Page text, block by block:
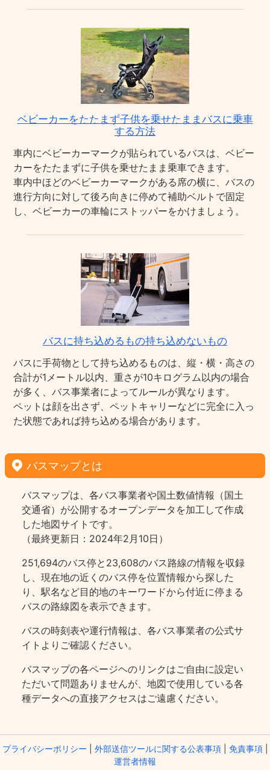
ベビーカーをたたまず子供を乗せたままバスに乗車
する方法
車内にベビーカーマークが貼られているバスは、ベビー
カーをたたまずに子供を乗せたまま乗車できます。
車内中ほどのベビーカーマークがある席の横に、バスの
進行方向に対して後ろ向きに停めて補助ベルトで固定
し、ベビーカーの車輪にストッパーをかけましょう。
バスに持ち込めるもの持ち込めないもの
バスに手荷物として持ち込めるものは、縦・横・高さの
合計が1メートル以内、重さが10キログラム以内の場合
が多く、バス事業者によってルールが異なります。
ペットは顔を出さず、ペットキャリーなどに完全に入っ
た状態であれば持ち込める場合があります。
バスマップとは
バスマップは、各バス事業者や国土数値情報（国土
交通省）が公開するオープンデータを加工して作成
した地図サイトです。
（最終更新日：2024年2月10日）
251,694のバス停と23,608のバス路線の情報を収録
し、現在地の近くのバス停を位置情報から探した
り、駅名など目的地のキーワードから付近に停まる
バスの路線図を表示できます。
バスの時刻表や運行情報は、各バス事業者の公式サ
イトよりご確認ください。
バスマップの各ページヘのリンクはご自由に設定い
ただいて問題ありませんが、地図で使用している各
種データへの直接アクセスはご遠慮ください。
プライバシーポリシー 外部送信ツールに関する公表事項| 免責事項|
運営者情報